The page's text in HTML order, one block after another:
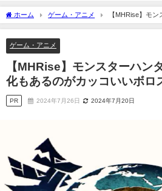
ホーム ゲーム・アニメ
【MHRise】モ
もあるのがカッコいいボロス！
ゲーム・アニメ
【MHRise】モンスターハ
化もあるのがカッコいいボロ
PR 2024年7月26日 2024年7月20日